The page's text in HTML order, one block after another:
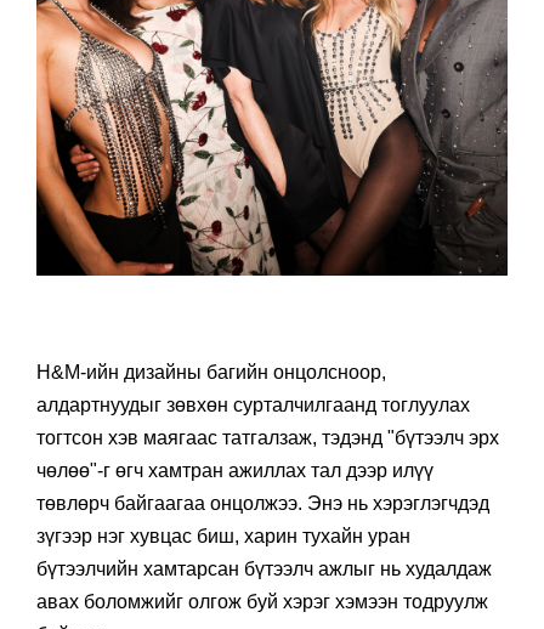
H&M-ийн дизайны багийн онцолсноор,
алдартнуудыг зөвхөн сурталчилгаанд тоглуулах
тогтсон хэв маягаас татгалзаж, тэдэнд "бүтээлч эрх
чөлөө"-г өгч хамтран ажиллах тал дээр илүү
төвлөрч байгаагаа онцолжээ. Энэ нь хэрэглэгчдэд
зүгээр нэг хувцас биш, харин тухайн уран
бүтээлчийн хамтарсан бүтээлч ажлыг нь худалдаж
авах боломжийг олгож буй хэрэг хэмээн тодруулж